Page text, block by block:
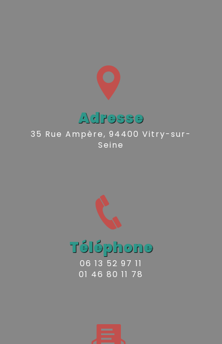
Adresse
35 Rue Ampère, 94400 Vitry-sur-
Seine
Téléphone
06 13 52 97 11
01 46 80 11 78